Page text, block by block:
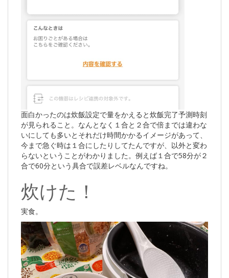
面白かったのは炊飯設定で量をかえると炊飯完了予測時刻
が見られること。なんとなく１合と２合で倍までは違わな
いにしても多いとそれだけ時間かかるイメージがあって、
今まで急ぐ時は１合にしたりしてたんですが、以外と変わ
らないということがわかりました。例えば１合で58分が２
合で60分という具合で誤差レベルなんですね。
炊けた！
実食。